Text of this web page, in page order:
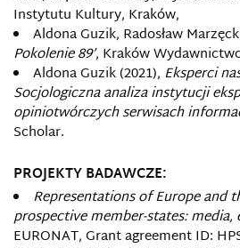
Instytutu Kultury, Kraków,
Aldona Guzik, Radosław
Pokolenie 89’, Kraków
Aldona Guzik (2021), Eksperci
Socjologiczna analiza instytucji
opiniotwórczych serwisach
Scholar.
PROJEKTY BADAWCZE:
Representations of Europe and
prospective member-states:
EURONAT, Grant agreement ID: